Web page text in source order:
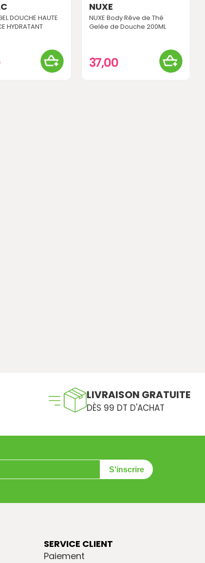
DOUCHE HAUTE
HYDRATANT
NUXE
NUXE Body Rêve de Thé
Gelée de Douche 200ML
37,00
LIVRAISON GRATUITE
DÈS 99 DT D'ACHAT
S'inscrire
SERVICE CLIENT
Paiement